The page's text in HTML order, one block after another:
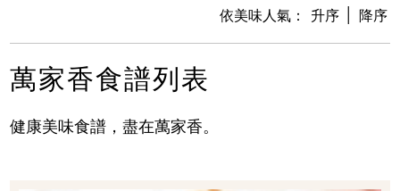
降序
升序
依美味人氣：
萬家香食譜列表
健康美味食譜，盡在萬家香。